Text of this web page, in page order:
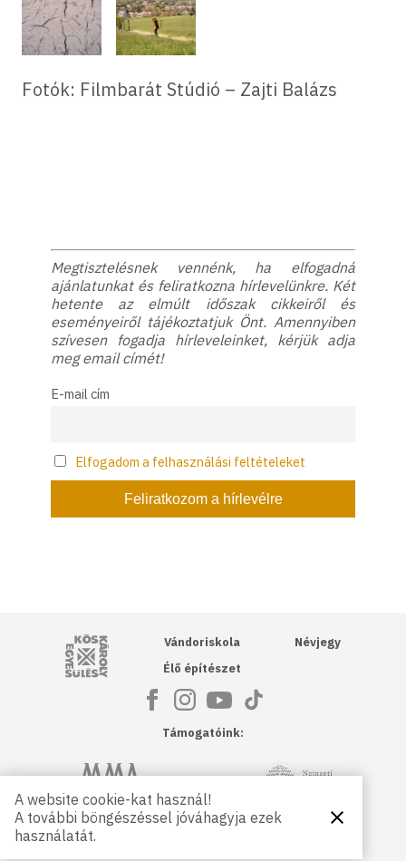
Fotók: Filmbarát Stúdió – Zajti Balázs
Megtisztelésnek vennénk, ha elfogadná
ajánlatunkat és feliratkozna hírlevelünkre. Két
hetente az elmúlt időszak cikkeiről és
eseményeiről tájékoztatjuk Önt. Amennyiben
szívesen fogadja hírleveleinket, kérjük adja
meg email címét!
E-mail cím
Elfogadom a felhasználási feltételeket
Kós Károly Egyesülés
Vándoriskola
Élő építészet
Névjegy
Támogatóink:
Magyar Művészeti Akadémia NKA
Petőfi Kulturális Ügynökség
A website cookie-kat használ!
A további böngészéssel jóváhagyja ezek
használatát.
Bezárás